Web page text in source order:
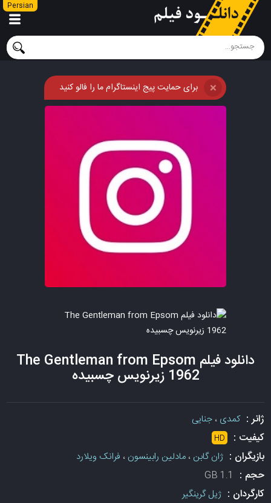
Persian
برای حمایت پیج اینستاگرام ما را فالو کنید ❌
دانلود فیلم The Gentleman from Epsom
1962 زیرنویس چسبیده
ژانر :کمدی ،جنایی
کیفیت : HD
بازیگران :ژان گابن ،مادلین رابینسون ، فرانک ویلارد
حجم : 1.1 GB
کارگردان :ژیل گرینگیر